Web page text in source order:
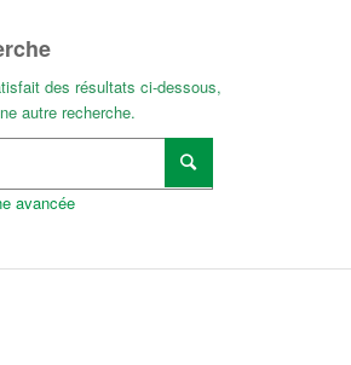
des résultats ci-dessous,
autre recherche.
avancée